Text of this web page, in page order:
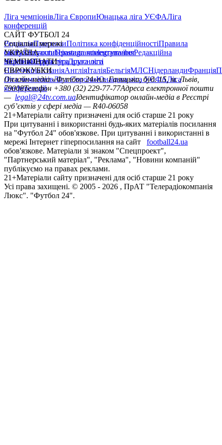
Ліга чемпіонівЛіга ЄвропиЮнацька ліга УЄФАЛіга
конференцій
САЙТ ФУТБОЛ 24
РедакціяПрогнозиПолітика конфіденційностіПравила
сайтуКонтактиПравила коментуванняРедакційна
політикаСтруктура власності
Соціальні мережі
facebookxyoutubeinstagramtelegramviber
УКРАЇНА
УкраїнаПерша лігаДруга ліга
ЧЕМПІОНАТИ
НімеччинаІспаніяАнгліяІталіяБельгіяМЛСНідерландиФранція
ЄВРОКУБКИ
Ліга чемпіонівЛіга ЄвропиЮнацька ліга УЄФАЛіга
конференцій
Онлайн-медіа «Футбол 24»пл. Галицька, буд. 15, м. Львів,
79008Телефон +380 (32) 229-77-77Адреса електронної пошти
— legal@24tv.com.uaІдентифікатор онлайн-медіа в Реєстрі
суб’єктів у сфері медіа — R40-06058
21+Матеріали сайту призначені для осіб старше 21 року
При цитуванні і використанні будь-яких матеріалів посилання
на "Футбол 24" обов'язкове. При цитуванні і використанні в
мережі Інтернет гіперпосилання на сайт
football24.ua
обов'язкове. Матеріали зі знаком "Спецпроект",
"Партнерський матеріал", "Реклама", "Новини компаній"
публікуємо на правах реклами.
21+Матеріали сайту призначені для осіб старше 21 року
Усi права захищенi. © 2005 - 2026 , ПрАТ "Телерадіокомпанія
Люкс". "Футбол 24".